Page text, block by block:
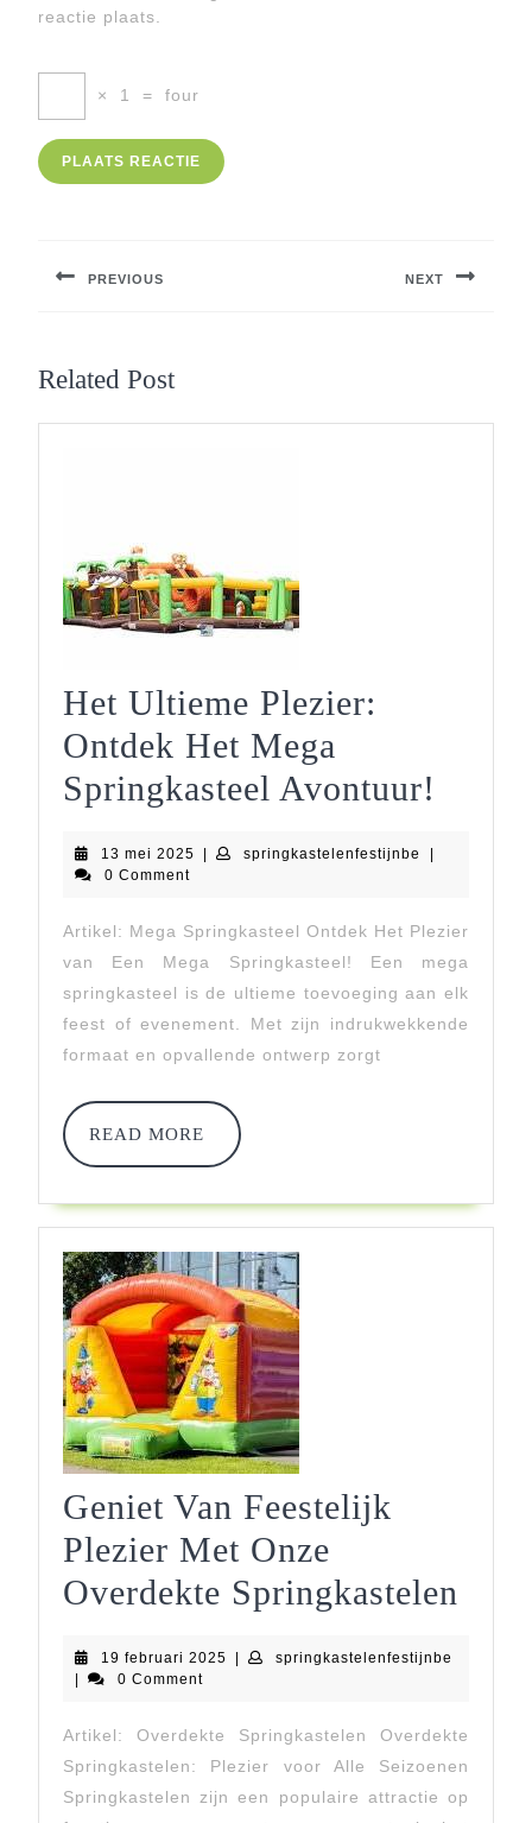
reactie plaats.
× 1 = four
PREVIOUS NEXT
Related Post
Het Ultieme Plezier:
Ontdek Het Mega
Springkasteel Avontuur!
Het
Mega
13 mei 2025 13| springkastelenfestijnbe
|
0 Comment
Artikel: Mega Springkasteel Ontdek Het Plezier
van Een Mega Springkasteel! Een mega
springkasteel is de ultieme toevoeging aan elk
feest of evenement. Met zijn indrukwekkende
formaat en opvallende ontwerp zorgt
READ MORE
READ
MORE
Geniet Van Feestelijk
Plezier Met Onze
Overdekte Springkastelen
Met
19 februari 2025 19
springkastelenfestijnbe
0 Comment
Artikel: Overdekte Springkastelen Overdekte
Springkastelen: Plezier voor Alle Seizoenen
Springkastelen zijn een populaire attractie op